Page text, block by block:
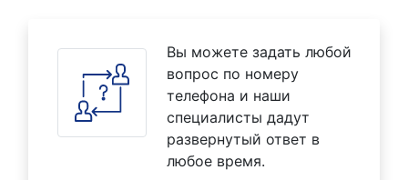
Вы можете задать любой
вопрос по номеру
телефона и наши
специалисты дадут
развернутый ответ в
любое время.